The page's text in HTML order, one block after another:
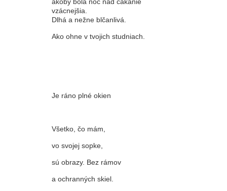
vzácnejšia.
Dlhá a nežne blčanlivá.
Ako ohne v tvojich studniach.
Je ráno plné okien
Všetko, čo mám,
vo svojej sopke,
sú obrazy. Bez rámov
a ochranných skiel.